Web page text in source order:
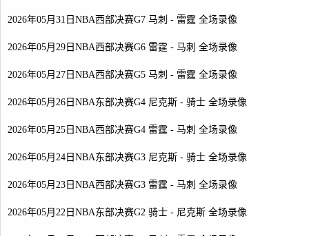
2026年05月31日NBA西部决赛G7 马刺 - 雷霆 全场录像
2026年05月29日NBA西部决赛G6 雷霆 - 马刺 全场录像
2026年05月27日NBA西部决赛G5 马刺 - 雷霆 全场录像
2026年05月26日NBA东部决赛G4 尼克斯 - 骑士 全场录像
2026年05月25日NBA西部决赛G4 雷霆 - 马刺 全场录像
2026年05月24日NBA东部决赛G3 尼克斯 - 骑士 全场录像
2026年05月23日NBA西部决赛G3 雷霆 - 马刺 全场录像
2026年05月22日NBA东部决赛G2 骑士 - 尼克斯 全场录像